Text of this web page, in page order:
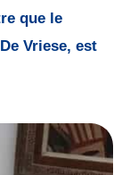
que le
Vriese, est